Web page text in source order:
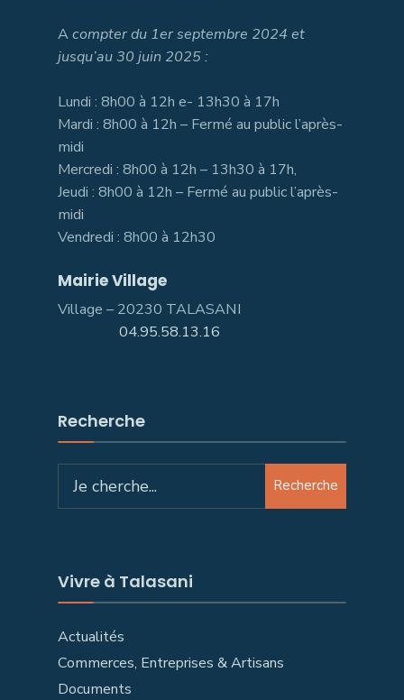
Acompter du 1er septembre 2024 et
jusqu’au 30 juin 2025 :
Lundi : 8h00 à 12h e- 13h30 à 17h
Mardi : 8h00 à 12h – Fermé au public l’après-
midi
Mercredi : 8h00 à 12h – 13h30 à 17h,
Jeudi : 8h00 à 12h – Fermé au public l’après-
midi
Vendredi : 8h00 à 12h30
Mairie Village
Village – 20230 TALASANI
04.95.58.13.16
Recherche
for:
Recherche
Vivre à Talasani
Actualités
Commerces, Entreprises & Artisans
Documents